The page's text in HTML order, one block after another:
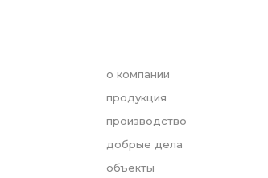
о компании
продукция
производство
добрые дела
объекты